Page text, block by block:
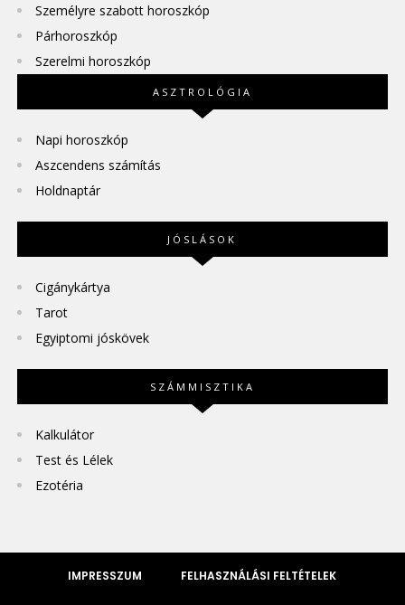
Személyre szabott horoszkóp
Párhoroszkóp
Szerelmi horoszkóp
ASZTROLÓGIA
Napi horoszkóp
Aszcendens számítás
Holdnaptár
JÓSLÁSOK
Cigánykártya
Tarot
Egyiptomi jóskövek
SZÁMMISZTIKA
Kalkulátor
Test és Lélek
Ezotéria
IMPRESSZUM FELHASZNÁLÁSI FELTÉTELEK